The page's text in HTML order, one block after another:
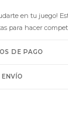
en tu juego!
para hacer
DE PAGO
ENVÍO